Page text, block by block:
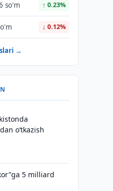
so'm ↑ 0.23%
↓ 0.12%
→
o‘tkazish
5 milliard